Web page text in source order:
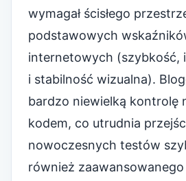
wymagał ścisłego
podstawowych
internetowych (szybkość,
i stabilność wizualna).
bardzo niewielką kontrolę
kodem, co utrudnia
nowoczesnych testów
również